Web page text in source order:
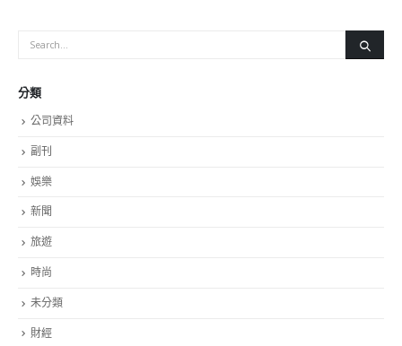
分類
公司資料
副刊
娛樂
新聞
旅遊
時尚
未分類
財經